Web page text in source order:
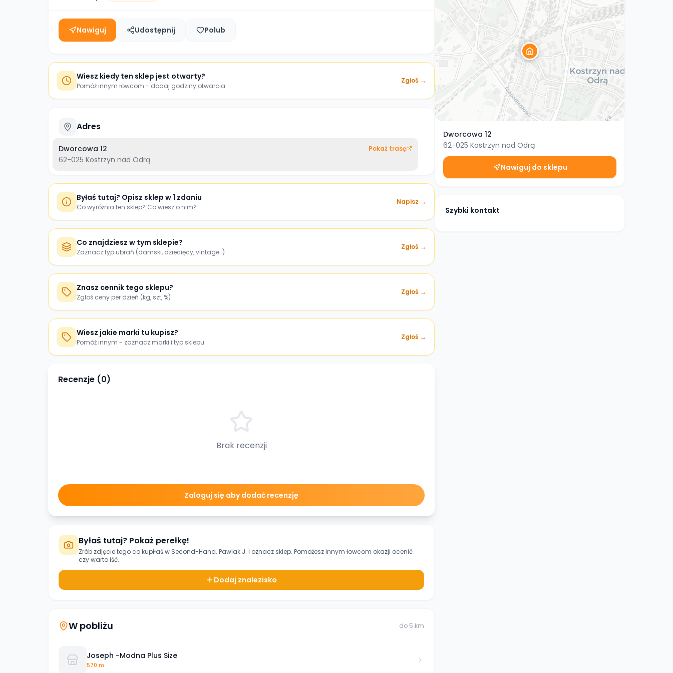
Nawiguj Udostępnij Polub
Wiesz kiedy ten sklep jest otwarty?
Pomóż innym łowcom - dodaj godziny otwarcia
Zgłoś →
Adres
Dworcowa 12
62-025 Kostrzyn nad Odrą
Pokaż trasę
Byłaś tutaj? Opisz sklep w 1 zdaniu
Co wyróżnia ten sklep? Co wiesz o nim?
Napisz →
Co znajdziesz w tym sklepie?
Zaznacz typ ubrań (damski, dziecięcy, vintage…)
Zgłoś →
Znasz cennik tego sklepu?
Zgłoś ceny per dzień (kg, szt, %)
Zgłoś →
Wiesz jakie marki tu kupisz?
Pomóż innym - zaznacz marki i typ sklepu
Zgłoś →
Recenzje (0)
Brak recenzji
Zaloguj się aby dodać recenzję
Byłaś tutaj? Pokaż perełkę!
Zrób zdjęcie tego co kupiłaś w Second-Hand. Pawlak J. i oznacz sklep. Pomożesz innym łowcom okazji ocenić
czy warto iść.
Dodaj znalezisko
W pobliżu do 5 km
Joseph -Modna Plus Size
570 m
Dworcowa 12
62-025 Kostrzyn nad Odrą
Nawiguj do sklepu
Szybki kontakt